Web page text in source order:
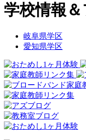
学校情報
岐阜県学区
愛知県学区